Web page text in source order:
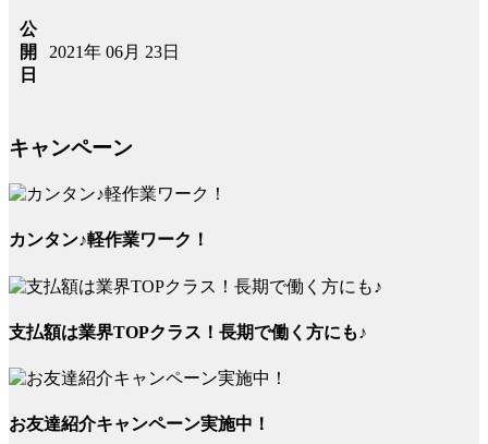
公
開
日
2021年 06月 23日
キャンペーン
カンタン♪軽作業ワーク！
支払額は業界TOPクラス！長期で働く方にも♪
お友達紹介キャンペーン実施中！